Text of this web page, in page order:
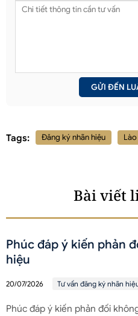
Tags: Đăng ký nhãn hiệu Lào
Bài viết
Phúc đáp ý kiến phản
hiệu
20/07/2026 Tư vấn đăng ký nhãn
Phúc đáp ý kiến phản đối